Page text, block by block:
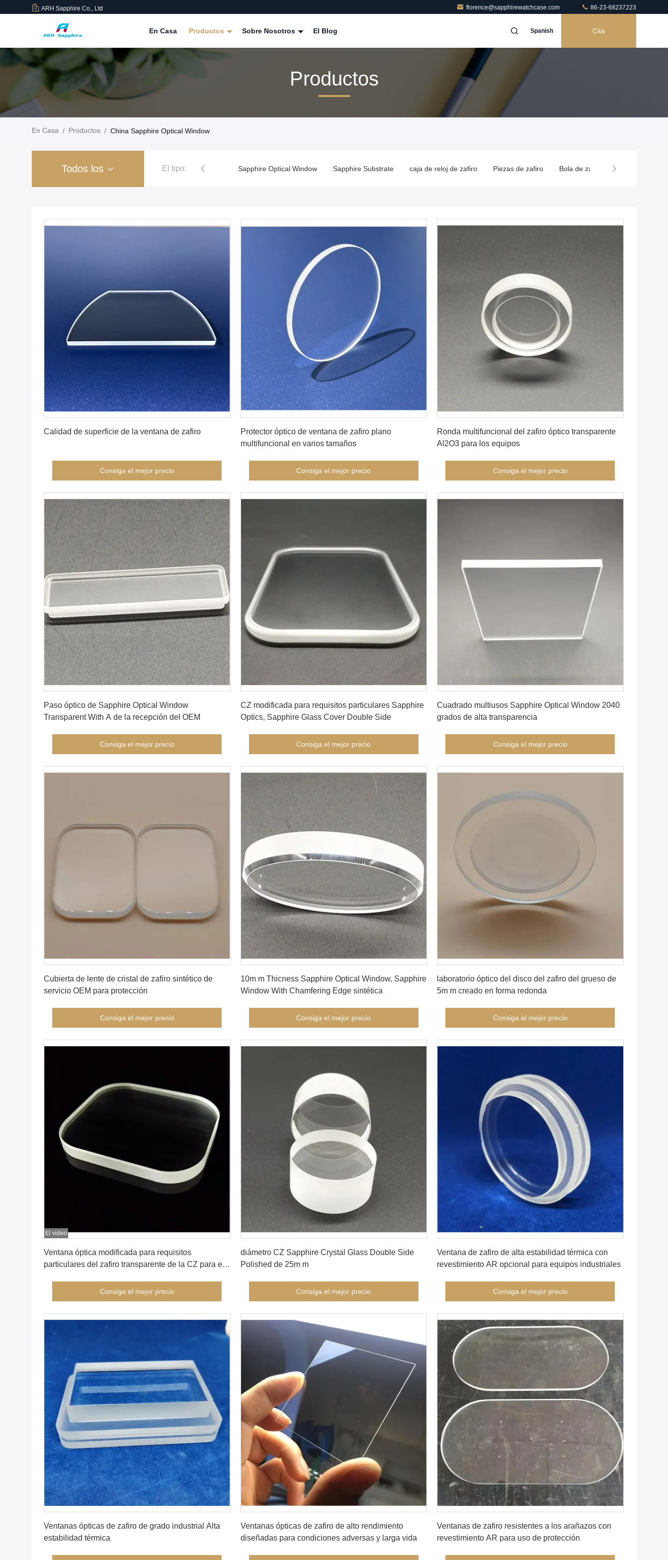
ARH Sapphire Co., Ltd florence@sapphirewatchcase.com 86-23-68237223
En Casa Productos Sobre Nosotros El Blog Spanish Cita
Productos
En Casa / Productos / China Sapphire Optical Window
Todos los El tipo:
Sapphire Crystal Watch Case Sapphire Optical Window Sapphire Substrate caja de reloj de zafiro Piezas de zafiro Bola de zafiro sintético Vidrio de reloj de Sapphire
Calidad de superficie de la ventana de zafiro
Consiga el mejor precio
Protector óptico de ventana de zafiro plano
multifuncional en varios tamaños
Consiga el mejor precio
Ronda multifuncional del zafiro óptico transparente
Al2O3 para los equipos
Consiga el mejor precio
Paso óptico de Sapphire Optical Window
Transparent With A de la recepción del OEM
Consiga el mejor precio
CZ modificada para requisitos particulares Sapphire
Optics, Sapphire Glass Cover Double Side
Consiga el mejor precio
Cuadrado multiusos Sapphire Optical Window 2040
grados de alta transparencia
Consiga el mejor precio
Cubierta de lente de cristal de zafiro sintético de
servicio OEM para protección
Consiga el mejor precio
10m m Thicness Sapphire Optical Window, Sapphire
Window With Chamfering Edge sintética
Consiga el mejor precio
laboratorio óptico del disco del zafiro del grueso de
5m m creado en forma redonda
Consiga el mejor precio
El video
Ventana óptica modificada para requisitos
particulares del zafiro transparente de la CZ para el
Consiga el mejor precio
diámetro CZ Sapphire Crystal Glass Double Side
Polished de 25m m
Consiga el mejor precio
Ventana de zafiro de alta estabilidad térmica con
revestimiento AR opcional para equipos industriales
Consiga el mejor precio
Ventanas ópticas de zafiro de grado industrial Alta
estabilidad térmica
Ventanas ópticas de zafiro de alto rendimiento
diseñadas para condiciones adversas y larga vida
Ventanas de zafiro resistentes a los arañazos con
revestimiento AR para uso de protección